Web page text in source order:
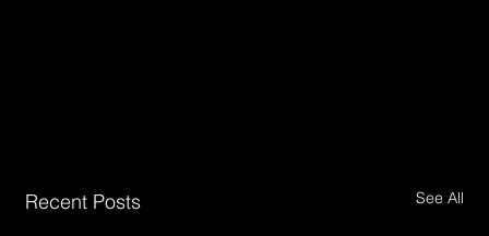
Recent Posts See All